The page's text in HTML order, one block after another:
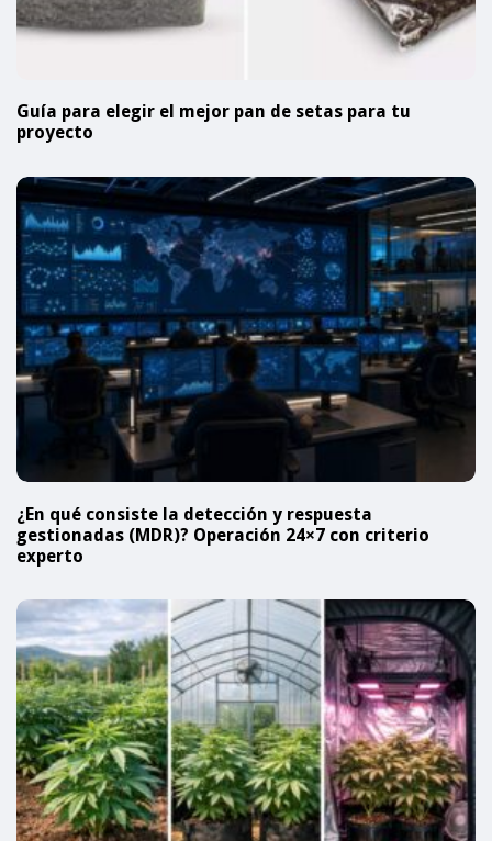
Guía para elegir el mejor pan de setas para tu
proyecto
¿En qué consiste la detección y respuesta
gestionadas (MDR)? Operación 24×7 con criterio
experto